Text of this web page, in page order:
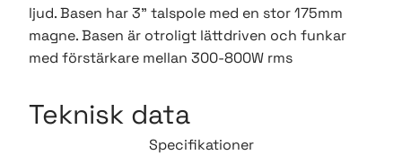
ljud. Basen har 3" talspole med en stor 175mm
magne. Basen är otroligt lättdriven och funkar
med förstärkare mellan 300-800W rms
Teknisk data
Specifikationer